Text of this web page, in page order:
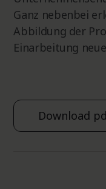
Ganz nebenbei
Abbildung der
Einarbeitung
Download